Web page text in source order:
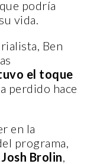
podría
vida.
Ben
el toque
perdido hace
en la
programa,
Josh Brolin,